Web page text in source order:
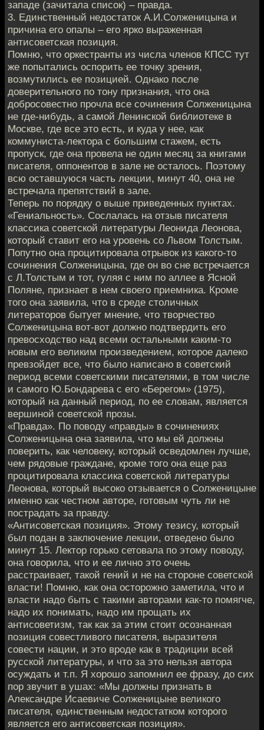
западе (зачитала список) – правда.
3. Единственный недостаток А.И.Солженицына и
причина его опалы – его ярко выраженная
антисоветская позиция.
Помню, что оркестранты из числа членов КПСС тут
же попытались оспорить ее точку зрения,
возмутились ее позицией. Однако после
доверительного по тону признания, что она
добросовестно прочла все сочинения Солженицына
не где-нибудь, а самой Ленинской библиотеке в
Москве, где все это есть, и куда у нее, как
коммуниста-лектора с большим стажем, есть
пропуск, где она провела не один месяц за книгами
писателя, оппонентов в зале не осталось. Поэтому
всю оставшуюся часть лекции, минут 40, она не
встречала препятствий в зале.
Теперь по порядку о выше приведенных пунктах.
«Гениальность». Сослалась на отзыв писателя
классика советской литературы Леонида Леонова,
который ставит его на уровень со Львом Толстым.
Попутно она процитировала отрывок из какого-то
сочинения Солженицына, где он во сне встречается
с Л.Толстым и тот, гуляя с ним по аллее в Ясной
Поляне, признает в нем своего приемника. Кроме
того она заявила, что в среде столичных
литераторов бытует мнение, что творчество
Солженицына вот-вот должно подтвердить его
превосходство над всеми остальными каким-то
новым его великим произведением, которое далеко
превзойдет все, что было написано в советский
период всеми советскими писателями, в том числе
и самого Ю.Бондарева с его «Берегом» (1975),
который на данный период, по ее словам, является
вершиной советской прозы.
«Правда». По поводу «правды» в сочинениях
Солженицына она заявила, что мы ей должны
поверить, как человеку, который осведомлен лучше,
чем рядовые граждане, кроме того она еще раз
процитировала классика советской литературы
Леонова, который высоко отзывается о Солженицыне
именно как честном авторе, готовым чуть ли не
пострадать за правду.
«Антисоветская позиция». Этому тезису, который
был подан в заключение лекции, отведено было
минут 15. Лектор горько сетовала по этому поводу,
она говорила, что и ее лично это очень
расстраивает, такой гений и не на стороне советской
власти! Помню, как она осторожно заметила, что и
власти надо быть с такими авторами как-то помягче,
надо их понимать, надо им прощать их
антисоветизм, так как за этим стоит осознанная
позиция совестливого писателя, выразителя
совести нации, и это вроде как в традиции всей
русской литературы, и что за это нельзя автора
осуждать и т.п. Я хорошо запомнил ее фразу, до сих
пор звучит в ушах: «Мы должны признать в
Александре Исаевиче Солженицыне великого
писателя, единственным недостатком которого
является его антисоветская позиция».